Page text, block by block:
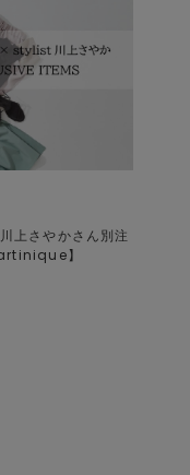
上さやかさん別注
】